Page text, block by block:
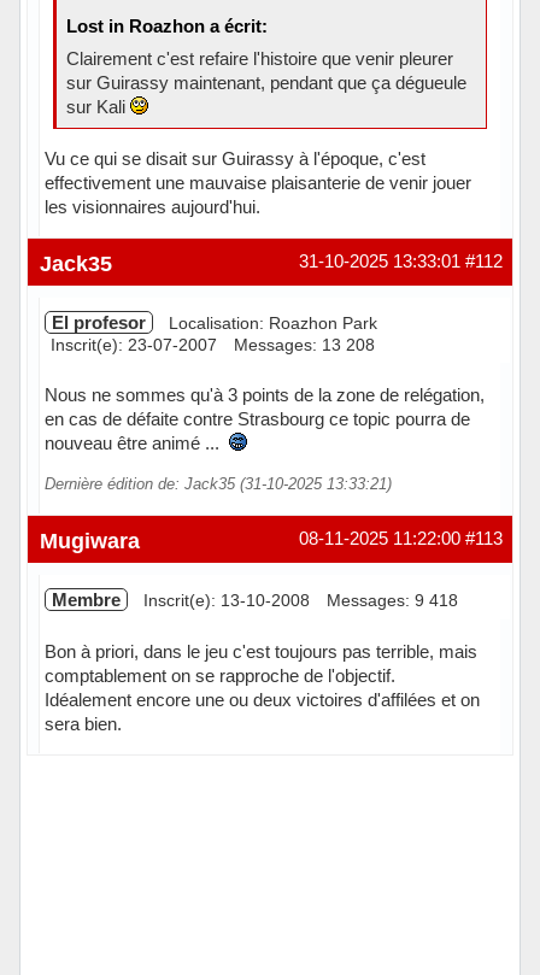
Lost in Roazhon a écrit:
Clairement c'est refaire l'histoire que venir pleurer
sur Guirassy maintenant, pendant que ça dégueule
sur Kali
Vu ce qui se disait sur Guirassy à l'époque, c'est
effectivement une mauvaise plaisanterie de venir jouer
les visionnaires aujourd'hui.
Hors ligne #112
31-10-2025 13:33:01
Jack35
El profesor
Localisation: Roazhon Park
Inscrit(e): 23-07-2007
Messages: 13 208
Nous ne sommes qu'à 3 points de la zone de relégation,
en cas de défaite contre Strasbourg ce topic pourra de
nouveau être animé ...
Dernière édition de: Jack35 (31-10-2025 13:33:21)
Hors ligne #113
08-11-2025 11:22:00
Mugiwara
Membre Inscrit(e): 13-10-2008 Messages: 9 418
Bon à priori, dans le jeu c'est toujours pas terrible, mais
comptablement on se rapproche de l'objectif.
Idéalement encore une ou deux victoires d'affilées et on
sera bien.